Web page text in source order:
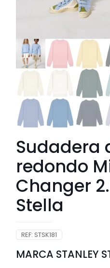
Sudadera
redondo
Changer
Stella
REF: STSK181
MARCA STANLEY